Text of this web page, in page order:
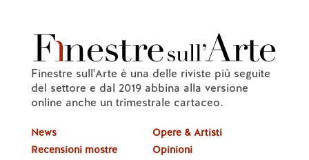
Finestre sull'Arte è una delle riviste più seguite
del settore e dal 2019 abbina alla versione
online anche un trimestrale cartaceo.
News
Recensioni mostre
Opere & Artisti
Opinioni